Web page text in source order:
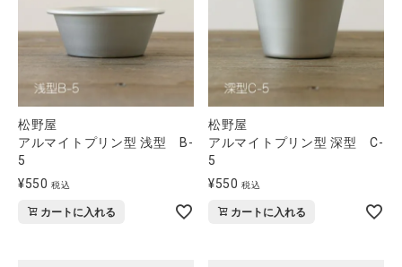
ショップリスト
松野屋
アルマイトプリン型 浅型 B-
5
¥550 税込
カートに入れる
松野屋
アルマイトプリン型 深型 C-
5
¥550 税込
カートに入れる